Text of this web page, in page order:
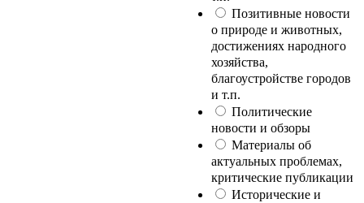
Позитивные новости
о природе и животных,
достижениях народного
хозяйства,
благоустройстве городов
и т.п.
Политические
новости и обзоры
Материалы об
актуальных проблемах,
критические публикации
Исторические и